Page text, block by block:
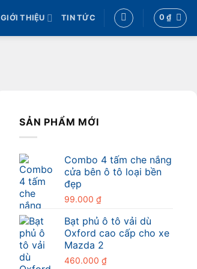
GIỚI THIỆU TIN TỨC 0₫
SẢN PHẨM MỚI
Combo 4 tấm che nắng
cửa bên ô tô loại bền
đẹp
99.000 ₫
Bạt phủ ô tô vải dù
Oxford cao cấp cho xe
Mazda 2
460.000 ₫